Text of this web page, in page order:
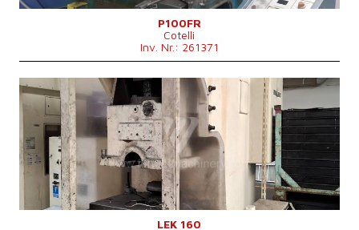
P100FR
Cotelli
Inv. Nr.: 261371
Baujahr:
1982
Presskraft
160 t
Die Abmessungen des Desktop
1000 x 740 mm
Max. Stößelhub
25-160 mm
Stößelabmessungen
710 x 425 mm
Stößelverstellung
100 mm
Einbauhohe
455 mm
Hauptmotorleistung
11 kW
Maschinenabmessungen L x B x H1380 x 1950 x 3350 mm
12 000 kg
LEK 160